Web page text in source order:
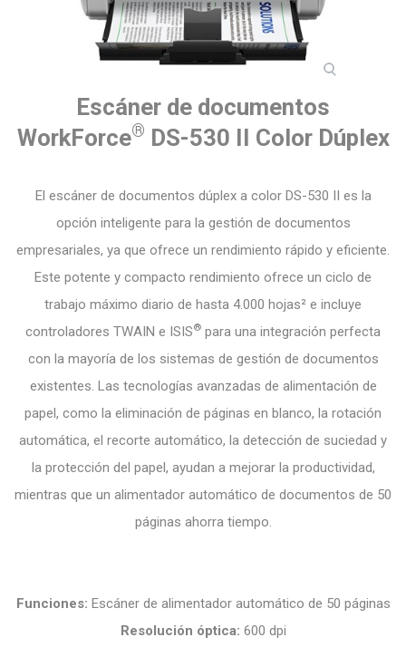
Escáner de documentos
WorkForce® DS-530 II Color Dúplex
El escáner de documentos dúplex a color DS-530 II es la
opción inteligente para la gestión de documentos
empresariales, ya que ofrece un rendimiento rápido y eficiente.
Este potente y compacto rendimiento ofrece un ciclo de
trabajo máximo diario de hasta 4.000 hojas² e incluye
controladores TWAIN e ISIS® para una integración perfecta
con la mayoría de los sistemas de gestión de documentos
existentes. Las tecnologías avanzadas de alimentación de
papel, como la eliminación de páginas en blanco, la rotación
automática, el recorte automático, la detección de suciedad y
la protección del papel, ayudan a mejorar la productividad,
mientras que un alimentador automático de documentos de 50
páginas ahorra tiempo.
Funciones: Escáner de alimentador automático de 50 páginas
Resolución óptica: 600 dpi